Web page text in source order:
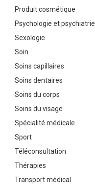
Produit cosmétique
Psychologie et psychiatrie
Sexologie
Soin
Soins capillaires
Soins dentaires
Soins du corps
Soins du visage
Spécialité médicale
Sport
Téléconsultation
Thérapies
Transport médical